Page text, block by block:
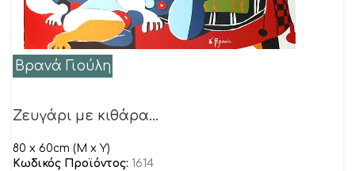
Βρανά Γιούλη
Ζευγάρι με κιθάρα…
80 x 60cm (M x Y)
Κωδικός Προϊόντος: 1614